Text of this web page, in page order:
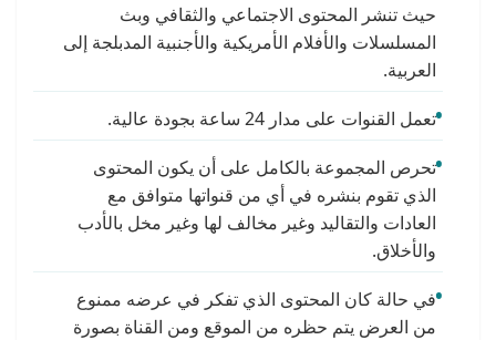
حيث تنشر المحتوى الاجتماعي والثقافي وبث
المسلسلات والأفلام الأمريكية والأجنبية المدبلجة إلى
العربية.
تعمل القنوات على مدار 24 ساعة بجودة عالية.
تحرص المجموعة بالكامل على أن يكون المحتوى
الذي تقوم بنشره في أي من قنواتها متوافق مع
العادات والتقاليد وغير مخالف لها وغير مخل بالأدب
والأخلاق.
في حالة كان المحتوى الذي تفكر في عرضه ممنوع
من العرض يتم حظره من الموقع ومن القناة بصورة